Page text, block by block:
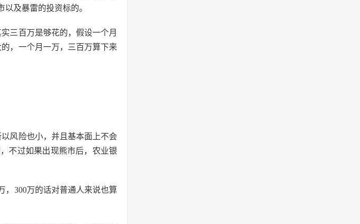
及暴雷的投资标的。
三百万是够花的，假设一个月
，一个月一万，三百万算下来
风险也小，并且基本面上不会
不过如果出现熊市后，农业银
，300万的话对普通人来说也算